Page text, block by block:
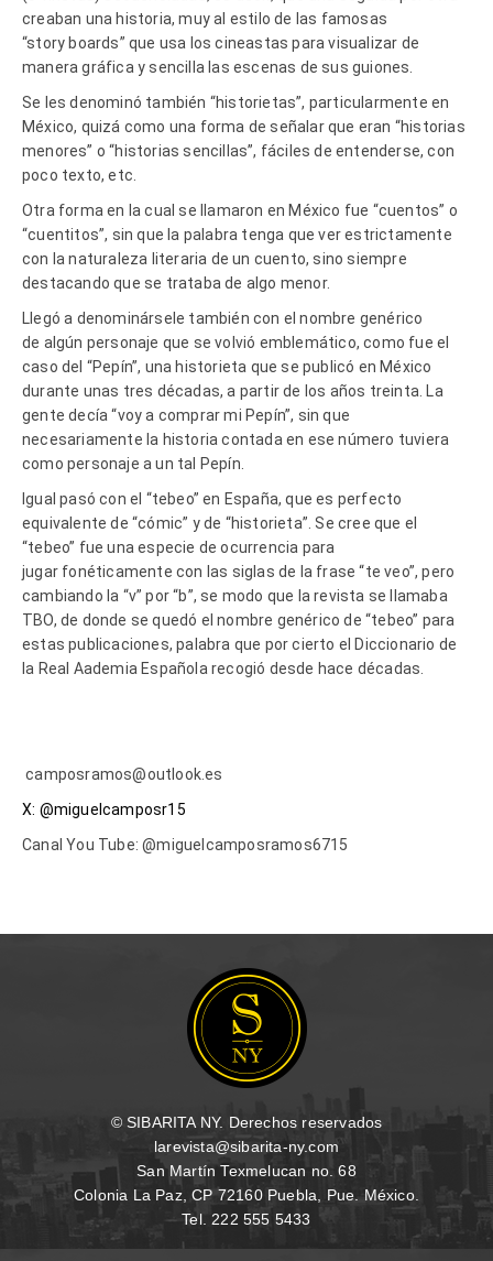
creaban una historia, muy al estilo de las famosas
“story boards” que usa los cineastas para visualizar de
manera gráfica y sencilla las escenas de sus guiones.
Se les denominó también “historietas”, particularmente en
México, quizá como una forma de señalar que eran “historias
menores” o “historias sencillas”, fáciles de entenderse, con
poco texto, etc.
Otra forma en la cual se llamaron en México fue “cuentos” o
“cuentitos”, sin que la palabra tenga que ver estrictamente
con la naturaleza literaria de un cuento, sino siempre
destacando que se trataba de algo menor.
Llegó a denominársele también con el nombre genérico
de algún personaje que se volvió emblemático, como fue el
caso del “Pepín”, una historieta que se publicó en México
durante unas tres décadas, a partir de los años treinta. La
gente decía “voy a comprar mi Pepín”, sin que
necesariamente la historia contada en ese número tuviera
como personaje a un tal Pepín.
Igual pasó con el “tebeo” en España, que es perfecto
equivalente de “cómic” y de “historieta”. Se cree que el
“tebeo” fue una especie de ocurrencia para
jugar fonéticamente con las siglas de la frase “te veo”, pero
cambiando la “v” por “b”, se modo que la revista se llamaba
TBO, de donde se quedó el nombre genérico de “tebeo” para
estas publicaciones, palabra que por cierto el Diccionario de
la Real Aademia Española recogió desde hace décadas.
camposramos@outlook.es
X: @miguelcamposr15
Canal You Tube: @miguelcamposramos6715
© SIBARITA NY. Derechos reservados
larevista@sibarita-ny.com
San Martín Texmelucan no. 68
Colonia La Paz, CP 72160 Puebla, Pue. México.
Tel. 222 555 5433